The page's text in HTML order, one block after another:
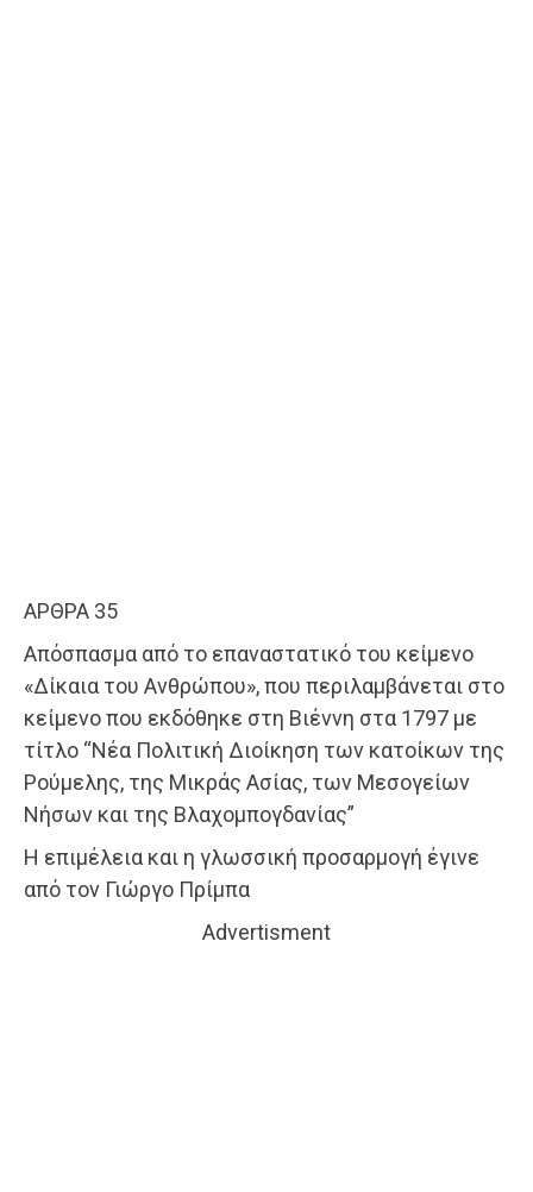
ΑΡΘΡΑ 35
Απόσπασμα από το επαναστατικό του κείμενο
«Δίκαια του Ανθρώπου», που περιλαμβάνεται στο
κείμενο που εκδόθηκε στη Βιέννη στα 1797 με
τίτλο “Νέα Πολιτική Διοίκηση των κατοίκων της
Ρούμελης, της Μικράς Ασίας, των Μεσογείων
Νήσων και της Βλαχομπογδανίας”
Η επιμέλεια και η γλωσσική προσαρμογή έγινε
από τον Γιώργο Πρίμπα
Advertisment